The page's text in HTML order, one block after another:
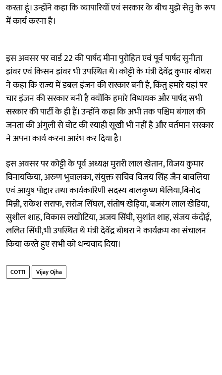
करता हूं। उन्होंने कहा कि व्यापारियों एवं सरकार के बीच मुझे सेतु के रूप
में कार्य करना है।
इस अवसर पर वार्ड 22 की पार्षद मीना पुरोहित एवं पूर्व पार्षद सुनीता
झंवर एवं किसन झंवर भी उपस्थित थे। कोट्टी के मंत्री देवेंद्र कुमार बोथरा
ने कहा कि राज्य में डबल इंजन की सरकार बनी है, किंतु हमारे यहां पर
चार इंजन की सरकार बनी है क्योंकि हमारे विधायक और पार्षद सभी
सरकार की पार्टी के ही हैं। उन्होंने कहा कि अभी तक पश्चिम बंगाल की
जनता की अंगुली से वोट की स्याही सूखी भी नहीं है और वर्तमान सरकार
ने अपना कार्य करना आरंभ कर दिया है।
इस अवसर पर कोट्टी के पूर्व अध्यक्ष मुरारी लाल खेतान, विजय कुमार
विनायकिया, अरुण भुवालका, संयुक्त सचिव विजय सिंह जैन बावलिया
एवं आयुष पोद्दार तथा कार्यकारिणी सदस्य बालकृष्ण धेलिया,बिनोद
मिन्नी, राकेश सराफ, सरोज सिंघल, संतोष खेड़िया, बजरंग लाल खेडिया,
सुशील शाह, विकास लखोटिया, अजय सिंघी, सुशांत शाह, संजय कंदोई,
ललित सिंघी,भी उपस्थित थे मंत्री देवेंद्र बोथरा ने कार्यक्रम का संचालन
किया करते हुए सभी को धन्यवाद दिया।
COTTI Vijay Ojha